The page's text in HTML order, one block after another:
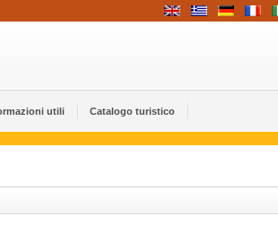
utili Catalogo turistico